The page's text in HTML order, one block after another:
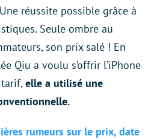
réussite possible grâce à
Seule ombre au
son prix salé ! En
Qiu a voulu s’offrir l’iPhone
elle a utilisé une
rumeurs sur le prix, date